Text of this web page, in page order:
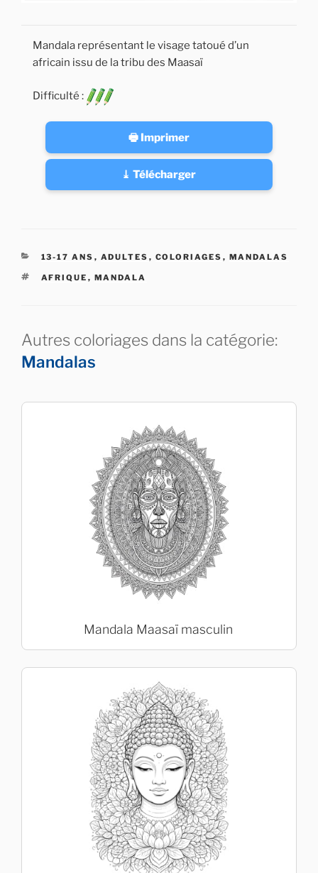
Mandala représentant le visage tatoué d’un
africain issu de la tribu des Maasaï
Difficulté :
🖶 Imprimer
⤓ Télécharger
CATÉGORIES
13-17 ANS , ADULTES , COLORIAGES , MANDALAS
ÉTIQUETTES
AFRIQUE , MANDALA
Autres coloriages dans la catégorie:
Mandalas
Mandala Maasaï masculin